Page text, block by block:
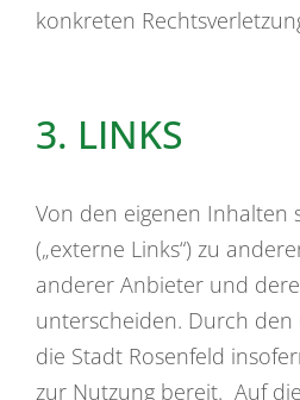
konkreten
3. LINKS
Von den eigenen Inhalten
(„externe Links“) zu
anderer Anbieter und
unterscheiden. Durch den
die Stadt Rosenfeld
zur Nutzung bereit. Auf